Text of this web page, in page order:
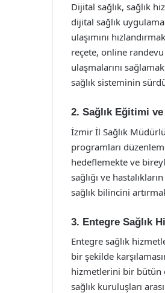
Dijital sağlık, sağlık
dijital sağlık
ulaşımını
reçete, online
ulaşmalarını
sağlık sisteminin
2. Sağlık Eğitimi ve
İzmir İl Sağlık
programları
hedeflemekte ve
sağlığı ve
sağlık bilincini
3. Entegre Sağlık
Entegre sağlık
bir şekilde
hizmetlerini bir bütün
sağlık kuruluşları